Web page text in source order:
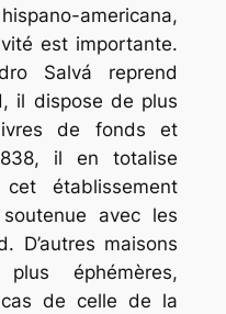
americana,
est importante.
Salvá reprend
il dispose de plus
de fonds et
il en totalise
établissement
avec les
D’autres maisons
plus éphémères,
de celle de la